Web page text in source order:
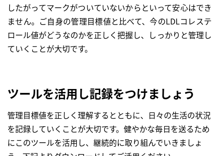
したがってマークがついていないからといって安心はでき
ません。ご自身の管理目標値と比べて、今のLDLコレステ
ロール値がどうなのかを正しく把握し、しっかりと管理し
ていくことが大切です。
ツールを活用し記録をつけましょう
管理目標値を正しく理解するとともに、日々の生活の状況
を記録していくことが大切です。健やかな毎日を送るため
にこのツールを活用し、継続的に取り組んでいきましょ